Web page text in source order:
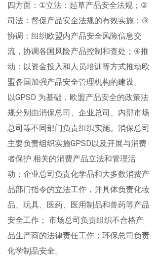
四方面： ①立法：起草产品安全法规； ②
司法：督促产品安全法规的有效实施； ③
协调：组织欧盟内产品安全风险信息交
流，协调各国风险产品控制和查处； ④推
动：以资金投入和人员培训等方式推动欧
盟各国加强产品安全管理机构的建设。
以GPSD 为基础，欧盟产品安全的政策法
规分别由消保总司、企业总司、内部市场
总司等不同部门负责组织实施。 消保总司
主要负责组织实施GPSD以及开展与消费
者保护 相关的消费产品立法和管理活
动；企业总司负责化学品和大多数消费产
品部门指令的立法工作，并具体负责化妆
品、玩具、医药、医用制品和兽药等产品
安全工作； 市场总司负责组织不合格产
品生产商的法律责任工作； 环保总司负责
化学制品安全。